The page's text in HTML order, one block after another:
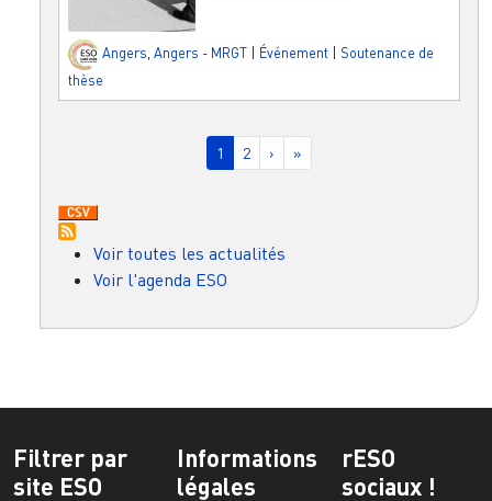
Angers Angers - MRGT Événement
Soutenance de
thèse
Page courante
1 Page
2 Page suivante
› Dernière page
»
Voir toutes les actualités
Voir l'agenda ESO
Filtrer par
site ESO
Informations
légales
rESO
sociaux !